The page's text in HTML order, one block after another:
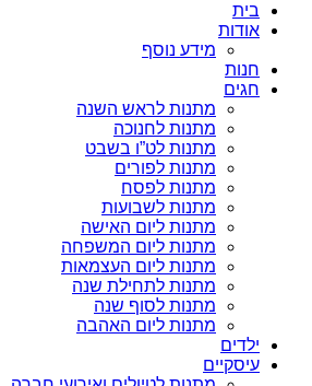
בית
אודות
מידע נוסף
חנות
חגים
מתנות לראש השנה
מתנות לחנוכה
מתנות לט”ו בשבט
מתנות לפורים
מתנות לפסח
מתנות לשבועות
מתנות ליום האישה
מתנות ליום המשפחה
מתנות ליום העצמאות
מתנות לתחילת שנה
מתנות לסוף שנה
מתנות ליום האהבה
ילדים
עיסקיים